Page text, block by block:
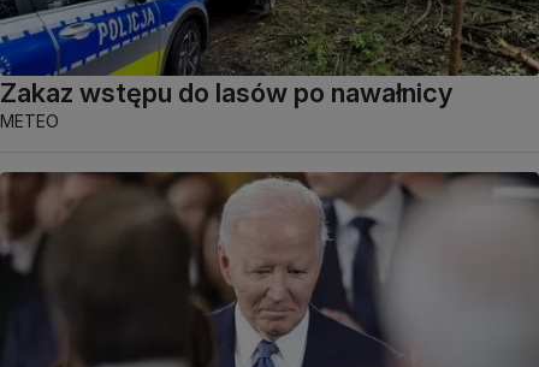
Zakaz wstępu do lasów po nawałnicy
METEO